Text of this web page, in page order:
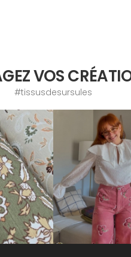
VOS
#tissusdesursules